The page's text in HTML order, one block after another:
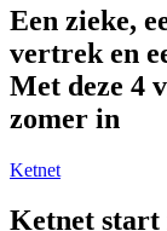
Een zieke,
vertrek en
Met deze 4
zomer in
Ketnet
Ketnet start